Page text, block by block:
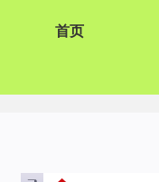
首页